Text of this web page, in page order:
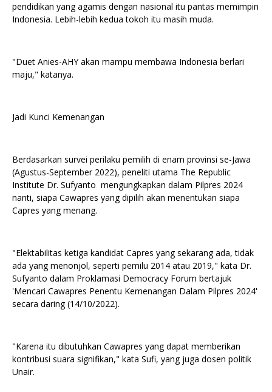
pendidikan yang agamis dengan nasional itu pantas memimpin
Indonesia. Lebih-lebih kedua tokoh itu masih muda.
"Duet Anies-AHY akan mampu membawa Indonesia berlari
maju," katanya.
Jadi Kunci Kemenangan
Berdasarkan survei perilaku pemilih di enam provinsi se-Jawa
(Agustus-September 2022), peneliti utama The Republic
Institute Dr. Sufyanto mengungkapkan dalam Pilpres 2024
nanti, siapa Cawapres yang dipilih akan menentukan siapa
Capres yang menang.
"Elektabilitas ketiga kandidat Capres yang sekarang ada, tidak
ada yang menonjol, seperti pemilu 2014 atau 2019," kata Dr.
Sufyanto dalam Proklamasi Democracy Forum bertajuk
'Mencari Cawapres Penentu Kemenangan Dalam Pilpres 2024'
secara daring (14/10/2022).
"Karena itu dibutuhkan Cawapres yang dapat memberikan
kontribusi suara signifikan," kata Sufi, yang juga dosen politik
Unair.